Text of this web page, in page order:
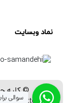
عملکرد را
همراه آن
نماد وبسایت
© کلیه
[whatsapp_buttons] سوالی